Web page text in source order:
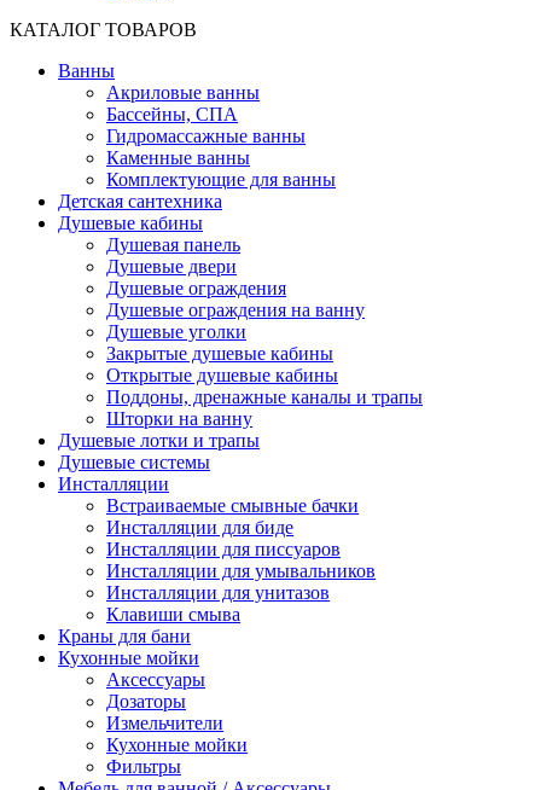
КАТАЛОГ ТОВАРОВ
Ванны
Акриловые ванны
Бассейны, СПА
Гидромассажные ванны
Каменные ванны
Комплектующие для ванны
Детская сантехника
Душевые кабины
Душевая панель
Душевые двери
Душевые ограждения
Душевые ограждения на ванну
Душевые уголки
Закрытые душевые кабины
Открытые душевые кабины
Поддоны, дренажные каналы и трапы
Шторки на ванну
Душевые лотки и трапы
Душевые системы
Инсталляции
Встраиваемые смывные бачки
Инсталляции для биде
Инсталляции для писсуаров
Инсталляции для умывальников
Инсталляции для унитазов
Клавиши смыва
Краны для бани
Кухонные мойки
Аксессуары
Дозаторы
Измельчители
Кухонные мойки
Фильтры